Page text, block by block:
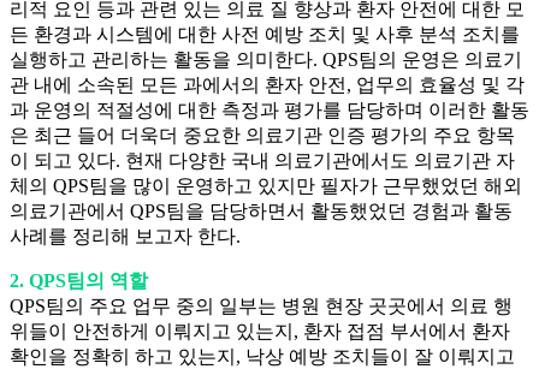
리적 요인 등과 관련 있는 의료 질 향상과 환자 안전에 대한 모
든 환경과 시스템에 대한 사전 예방 조치 및 사후 분석 조치를
실행하고 관리하는 활동을 의미한다. QPS팀의 운영은 의료기
관 내에 소속된 모든 과에서의 환자 안전, 업무의 효율성 및 각
과 운영의 적절성에 대한 측정과 평가를 담당하며 이러한 활동
은 최근 들어 더욱더 중요한 의료기관 인증 평가의 주요 항목
이 되고 있다. 현재 다양한 국내 의료기관에서도 의료기관 자
체의 QPS팀을 많이 운영하고 있지만 필자가 근무했었던 해외
의료기관에서 QPS팀을 담당하면서 활동했었던 경험과 활동
사례를 정리해 보고자 한다.
2. QPS팀의 역할
QPS팀의 주요 업무 중의 일부는 병원 현장 곳곳에서 의료 행
위들이 안전하게 이뤄지고 있는지, 환자 접점 부서에서 환자
확인을 정확히 하고 있는지, 낙상 예방 조치들이 잘 이뤄지고